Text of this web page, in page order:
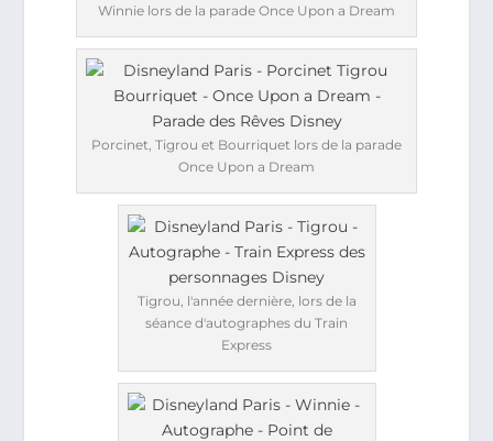
Winnie lors de la parade Once Upon a Dream
Porcinet, Tigrou et Bourriquet lors de la parade
Once Upon a Dream
Tigrou, l'année dernière, lors de la
séance d'autographes du Train
Express